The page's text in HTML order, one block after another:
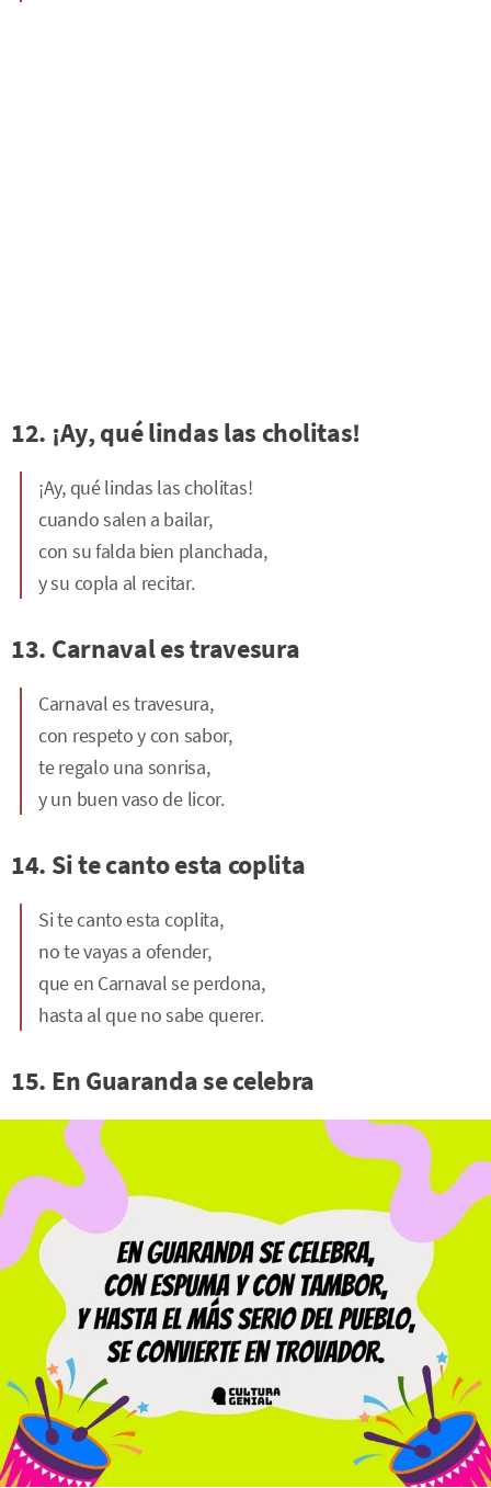
12. ¡Ay, qué lindas las cholitas!
¡Ay, qué lindas las cholitas!
cuando salen a bailar,
con su falda bien planchada,
y su copla al recitar.
13. Carnaval es travesura
Carnaval es travesura,
con respeto y con sabor,
te regalo una sonrisa,
y un buen vaso de licor.
14. Si te canto esta coplita
Si te canto esta coplita,
no te vayas a ofender,
que en Carnaval se perdona,
hasta al que no sabe querer.
15. En Guaranda se celebra